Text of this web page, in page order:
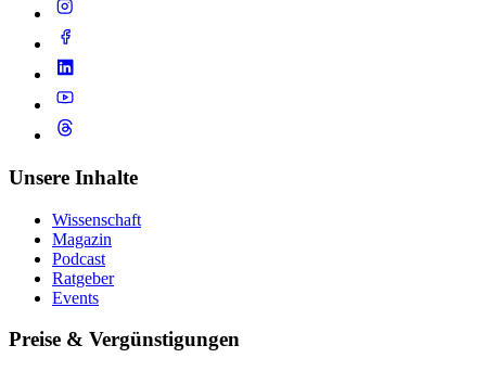
Unsere Inhalte
Wissenschaft
Magazin
Podcast
Ratgeber
Events
Preise & Vergünstigungen